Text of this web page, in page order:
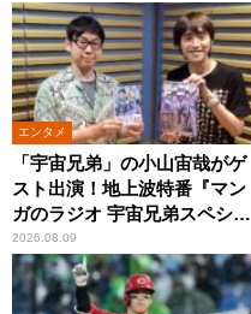
エンタメ
「宇宙兄弟」の小山宙哉がゲ
スト出演！地上波特番『マン
ガのラジオ 宇宙兄弟スペシャ
ル 』
2026.08.09